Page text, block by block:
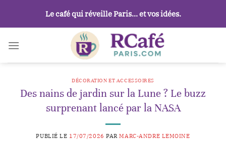
contenu
Le café qui réveille Paris… et vos idées.
DÉCORATION ET ACCESSOIRES
Des nains de jardin sur la Lune ? Le buzz
surprenant lancé par la NASA
PUBLIÉ LE 17/07/2026 PARMARC-ANDRE LEMOINE